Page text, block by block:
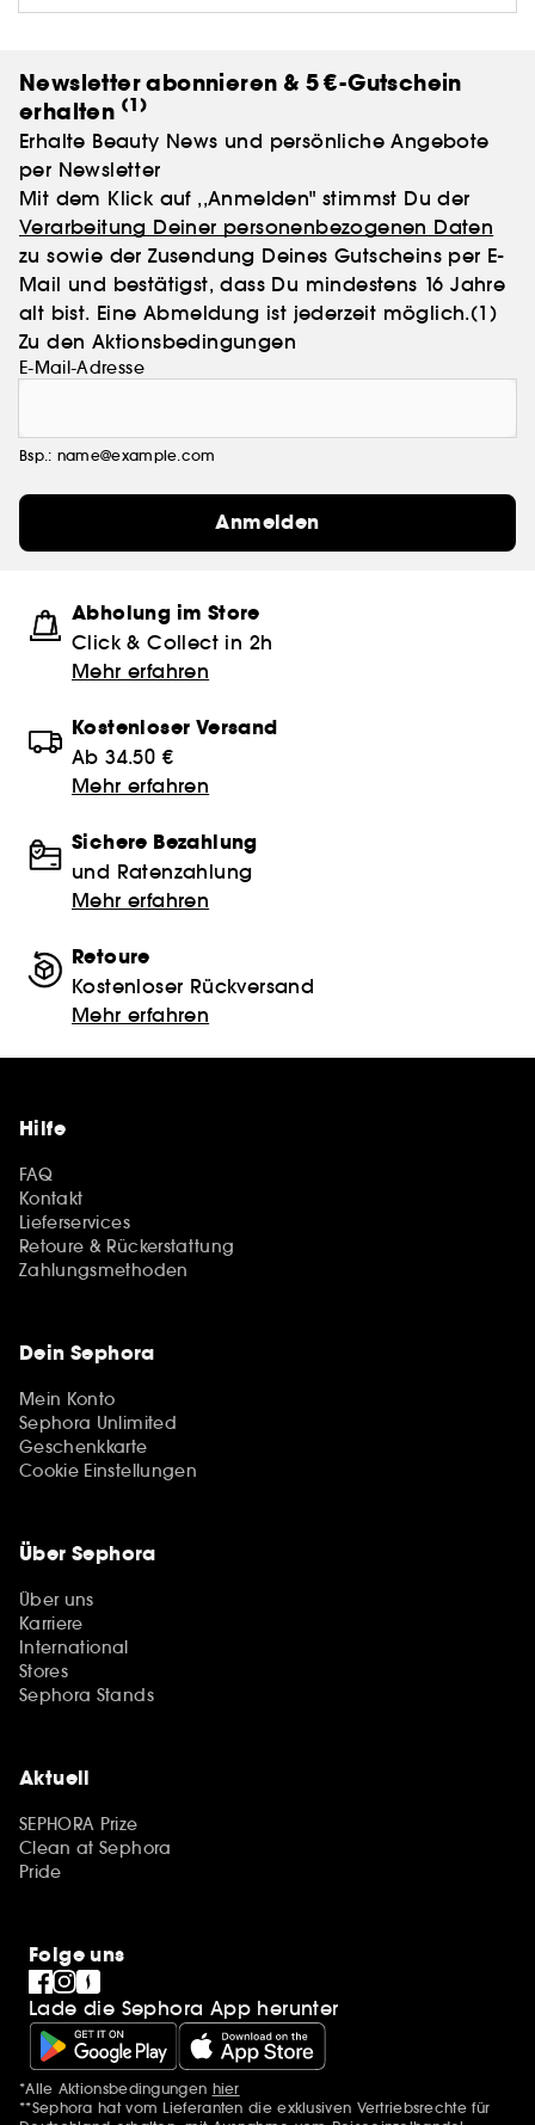
Newsletter abonnieren & 5 €-Gutschein
erhalten (1)
Erhalte Beauty News und persönliche Angebote
per Newsletter
Mit dem Klick auf ,,Anmelden" stimmst Du der
Verarbeitung Deiner personenbezogenen Daten
zu sowie der Zusendung Deines Gutscheins per E-
Mail und bestätigst, dass Du mindestens 16 Jahre
alt bist. Eine Abmeldung ist jederzeit möglich.(1)
Zu den Aktionsbedingungen
E-Mail-Adresse
Bsp.: name@example.com
Anmelden
Abholung im Store
Click & Collect in 2h
Mehr erfahren
Kostenloser Versand
Ab 34.50 €
Mehr erfahren
Sichere Bezahlung
und Ratenzahlung
Mehr erfahren
Retoure
Kostenloser Rückversand
Mehr erfahren
Hilfe
FAQ
Kontakt
Lieferservices
Retoure & Rückerstattung
Zahlungsmethoden
Dein Sephora
Mein Konto
Sephora Unlimited
Geschenkkarte
Cookie Einstellungen
Über Sephora
Über uns
Karriere
International
Stores
Sephora Stands
Aktuell
SEPHORA Prize
Clean at Sephora
Pride
Folge uns
Lade die Sephora App herunter
Zusätzlich Erwähnungen
*Alle Aktionsbedingungen hier
**Sephora hat vom Lieferanten die exklusiven Vertriebsrechte für